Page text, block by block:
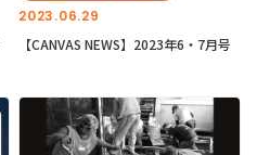
2023.06.29
【CANVAS NEWS】2023年6・7月号